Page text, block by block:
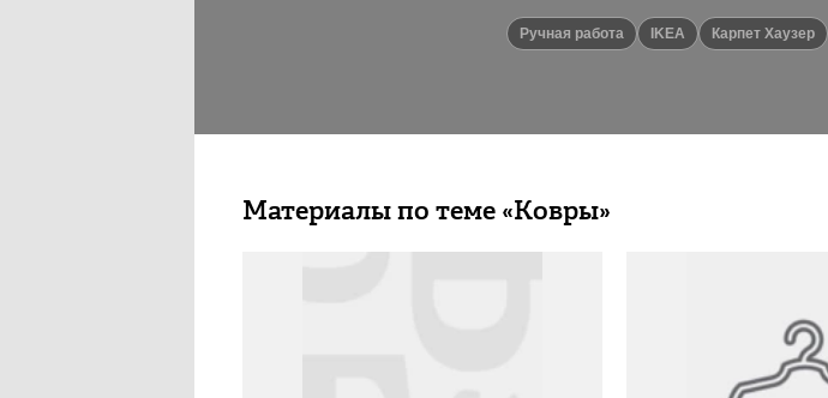
Ручная работа IKEA Карпет Хаузер
Материалы по теме «Ковры»